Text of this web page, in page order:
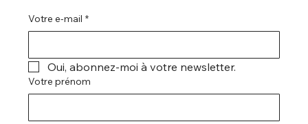
Votre e-mail *
Oui, abonnez-moi à votre newsletter.
Votre prénom